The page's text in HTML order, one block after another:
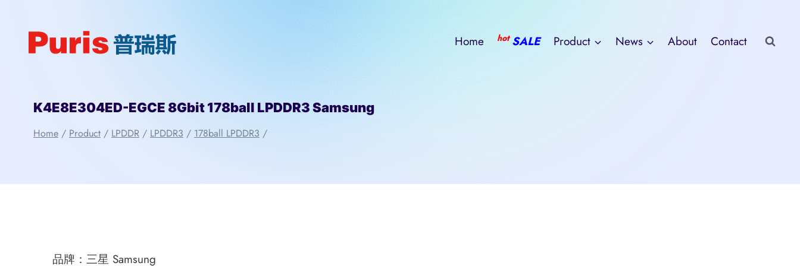
Home hot SALE Product News About Contact
K4E8E304ED-EGCE 8Gbit 178ball LPDDR3 Samsung
Home / Product / LPDDR / LPDDR3 / 178ball LPDDR3 /
品牌：三星 Samsung